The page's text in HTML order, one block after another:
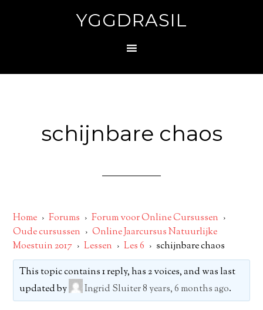
YGGDRASIL
schijnbare chaos
Home › Forums › Forum voor Online Cursussen ›
Oude cursussen › Online Jaarcursus Natuurlijke
Moestuin 2017 › Lessen › Les 6 › schijnbare chaos
This topic contains 1 reply, has 2 voices, and was last
updated by
Ingrid Sluiter8 years, 6 months ago.